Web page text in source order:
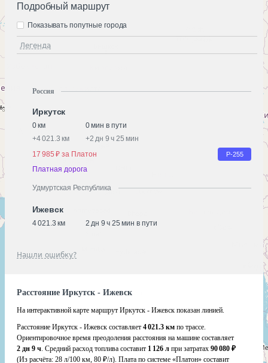
Подробный маршрут
Легенда
Показывать попутные города
Россия
Иркутск
0 км
0 мин в пути
+4 021.3 км +2 дн 9 ч 25 мин
17 985 ₽ за Платон
Р-255
Платная дорога
Удмуртская Республика
Ижевск
4 021.3 км 2 дн 9 ч 25 мин в пути
Нашли ошибку?
Расстояние Иркутск - Ижевск
На интерактивной карте маршрут Иркутск - Ижевск показан линией.
Расстояние Иркутск - Ижевск составляет 4 021.3 км по трассе.
Ориентировочное время преодоления расстояния на машине составляет
2 дн 9 ч. Средний расход топлива составит 1 126 л при затратах 90 080 ₽
(Из расчёта: 28 л/100 км, 80 ₽/л). Плата по системе «Платон» составит